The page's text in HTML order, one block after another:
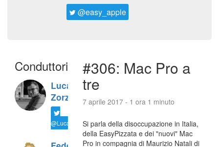
@easy_apple
Conduttori
Luca
Zorzi
@LucaTNT
#306: Mac Pro a
tre
7 aprile 2017 - 1 ora 1 minuto
Si parla della disoccupazione in Italia,
della EasyPizzata e dei "nuovi" Mac
Pro in compagnia di Maurizio Natali di